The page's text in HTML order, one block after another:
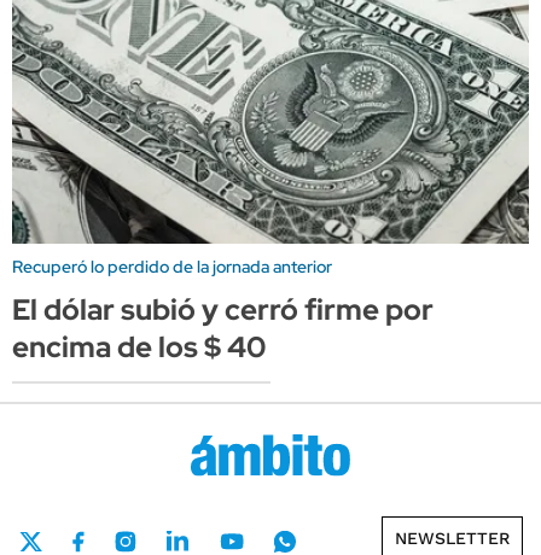
Recuperó lo perdido de la jornada anterior
El dólar subió y cerró firme por
encima de los $ 40
NEWSLETTER